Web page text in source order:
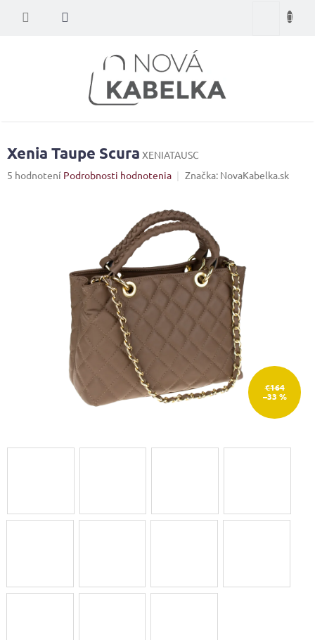
Nákupný
Xenia Taupe Scura XENIATAUSC
Priemerné
5 hodnotení Podrobnosti hodnotenia Značka: NovaKabelka.sk
€164
–33 %